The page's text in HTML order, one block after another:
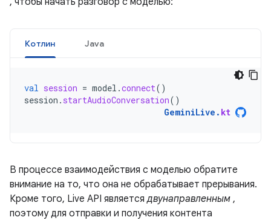
Котлин Java
val session = model .connect()
session . startAudioConversation()
GeminiLive . kt
В процессе взаимодействия с моделью обратите
внимание на то, что она не обрабатывает прерывания.
Кроме того, Live API являетсядвунаправленным ,
поэтому для отправки и получения контента